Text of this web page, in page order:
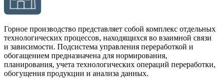
Горное производство представляет собой комплекс отдельных
технологических процессов, находящихся во взаимной связи
и зависимости. Подсистема управления переработкой и
обогащением предназначена для нормирования,
планирования, учета технологических операций переработки,
обогущения продукции и анализа данных.